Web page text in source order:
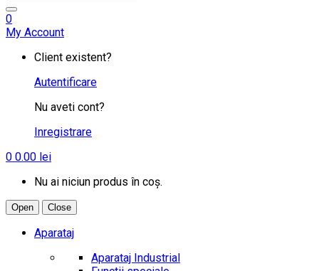
0
My Account
Client existent?
Autentificare
Nu aveti cont?
Inregistrare
0 0.00 lei
Nu ai niciun produs în coș.
Open Close
Aparataj
Aparataj Industrial